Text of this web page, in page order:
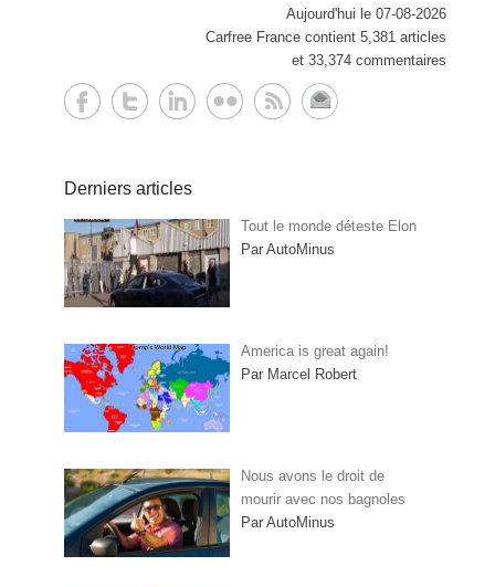
Aujourd'hui le 07-08-2026
Carfree France contient 5,381 articles
et 33,374 commentaires
Derniers articles
Tout le monde déteste Elon
Par AutoMinus
America is great again!
Par Marcel Robert
Nous avons le droit de
mourir avec nos bagnoles
Par AutoMinus